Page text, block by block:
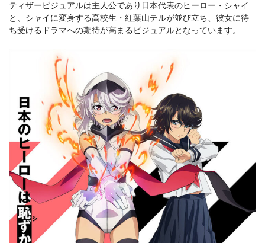
ティザービジュアルは主人公であり日本代表のヒーロー・シャイ
と、シャイに変身する高校生・紅葉山テルが並び立ち、彼女に待
ち受けるドラマへの期待が高まるビジュアルとなっています。